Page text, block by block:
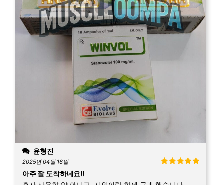
윤형진
2025년 04월 16일
아주 잘 도착하네요!!